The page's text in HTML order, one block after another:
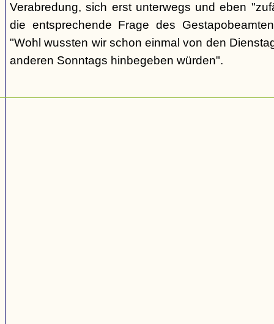
Verabredung, sich erst unterwegs und eben
die entsprechende Frage des
"Wohl wussten wir schon einmal von den
anderen Sonntags hinbegeben würden".